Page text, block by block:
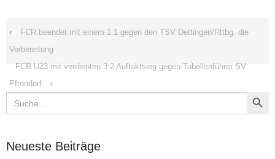
‹
FCR beendet mit einem 1:1 gegen den TSV Dettingen/Rttbg. die
Vorbereitung
FCR U23 mit verdienten 3:2 Auftaktsieg gegen Tabellenführer SV
Pfrondorf
›
Search
for:
Search Button
Neueste Beiträge